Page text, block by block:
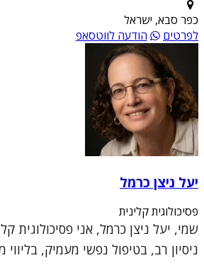
כפר סבא, ישראל
לפרטים
הודעה לווטסאפ
יעל ניצן כרמל
פסיכולוגית קלינית
שמי, יעל ניצן כרמל, אני פסיכולוגית
ניסיון רב, בטיפול נפשי מעמיק,